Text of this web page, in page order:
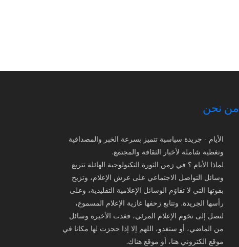
من نحن
الأيام - جريدة سياسية تتميز بسرعة الخبر والمصداقية
وتغطية شاملة لأخبار الثقافة والمجتمع.
لماذا الأيام ؟ في زمن الثورة التكنولوجية الهائلة تتربع
وسائل التواصل الاجتماعي على عرش الإعلام، وتزيح
بقوتها التي لا تقاوَم الوسائل الإعلامية التقليدية، وعلى
رأسها الجريدة. وتتابع زحفها غازية الإعلام المسموع،
لتصل إلى تخوم الإعلام المرئي، فغدت الأخيرة وسائل
من الماضي، أو ستغدو، اللهم إلا إذا حجزت لها مكانا في
موقع الكتروني هنا، أو موقع هناك.